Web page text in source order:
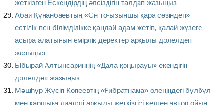
жеткізген Ескендірдің әлсіздігін талдап жазыңыз
Абай Құнанбаевтың «Он тоғызыншы қара сөзіндегі»
естілік пен білімділікке қандай адам жетіп, қалай жүзеге
асыра алатынын өмірлік деректер арқылы дәлелдеп
жазыңыз!
Ыбырай Алтынсариннің «Дала қоңырауы» екендігін
дәлелдеп жазыңыз
Мәшһүр Жүсіп Көпеевтің «Ғибратнама» өлеңіндегі бұлбұл
мен қаршыға диалогі арқылы жеткізгісі келген автор ойын